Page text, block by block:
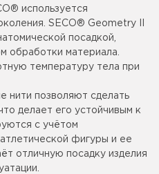
используется
SECO® Geometry II
посадкой,
обработки материала.
температуру тела при
нити позволяют сделать
делает его устойчивым к
с учётом
фигуры и ее
отличную посадку изделия